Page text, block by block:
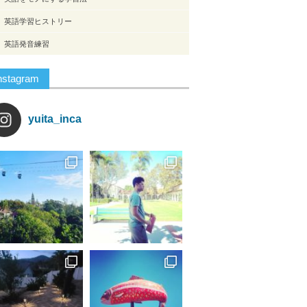
英語学習ヒストリー
英語発音練習
yuita_inca